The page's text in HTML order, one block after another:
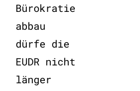
Bürokratie
abbau
dürfe die
EUDR nicht
länger